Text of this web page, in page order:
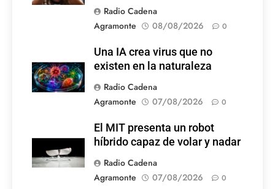
Radio Cadena
Agramonte
08/08/2026 0
Una IA crea virus que no
existen en la naturaleza
Radio Cadena
Agramonte
07/08/2026 0
El MIT presenta un robot
híbrido capaz de volar y nadar
Radio Cadena
Agramonte
07/08/2026 0